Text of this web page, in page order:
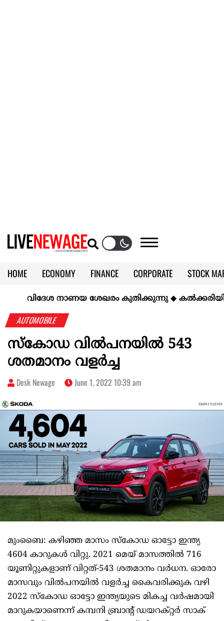
HOME ECONOMY FINANCE CORPORATE
STOCK
CALENDAR
KERALA @70
വിദേശ നാണയ ശേഖരം കുതിക്കുന്നു◆കല്‍ക്കരിയില്‍
AUTOMOBILE
സ്കോഡ വിൽപനയിൽ 543
ശതമാനം വളർച്ച
Desk Newage June 1, 2022 10:39 am
മുംബൈ: കഴിഞ്ഞ മാസം സ്കോഡ ഓട്ടോ ഇന്ത്യ
4604 കാറുകൾ വിറ്റു. 2021 മെയ് മാസത്തിൽ 716
യൂണിറ്റുകളാണ് വിറ്റത്-543 ശതമാനം വർധന. ഓരോ
മാസവും വിൽപനയിൽ വളർച്ച കൈവരിക്കുക വഴി
2022 സ്കോഡ ഓട്ടോ ഇന്ത്യയുടെ മികച്ച വർഷമായി
മാറുകയാണെന്ന് കമ്പനി ബ്രാന്റ് ഡയറക്റ്റർ സാക്